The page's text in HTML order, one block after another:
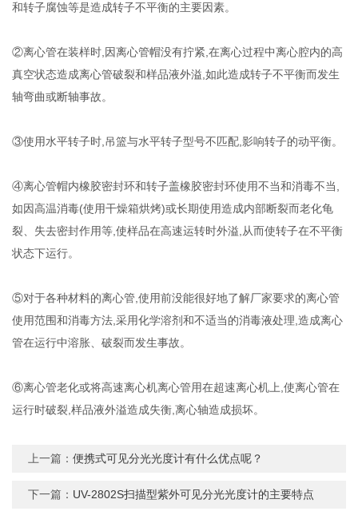
和转子腐蚀等是造成转子不平衡的主要因素。
②离心管在装样时,因离心管帽没有拧紧,在离心过程中离心腔内的高
真空状态造成离心管破裂和样品液外溢,如此造成转子不平衡而发生
轴弯曲或断轴事故。
③使用水平转子时,吊篮与水平转子型号不匹配,影响转子的动平衡。
④离心管帽内橡胶密封环和转子盖橡胶密封环使用不当和消毒不当,
如因高温消毒(使用干燥箱烘烤)或长期使用造成内部断裂而老化龟
裂、失去密封作用等,使样品在高速运转时外溢,从而使转子在不平衡
状态下运行。
⑤对于各种材料的离心管,使用前没能很好地了解厂家要求的离心管
使用范围和消毒方法,采用化学溶剂和不适当的消毒液处理,造成离心
管在运行中溶胀、破裂而发生事故。
⑥离心管老化或将高速离心机离心管用在超速离心机上,使离心管在
运行时破裂,样品液外溢造成失衡,离心轴造成损坏。
上一篇：便携式可见分光光度计有什么优点呢？
下一篇： UV-2802S扫描型紫外可见分光光度计的主要特点